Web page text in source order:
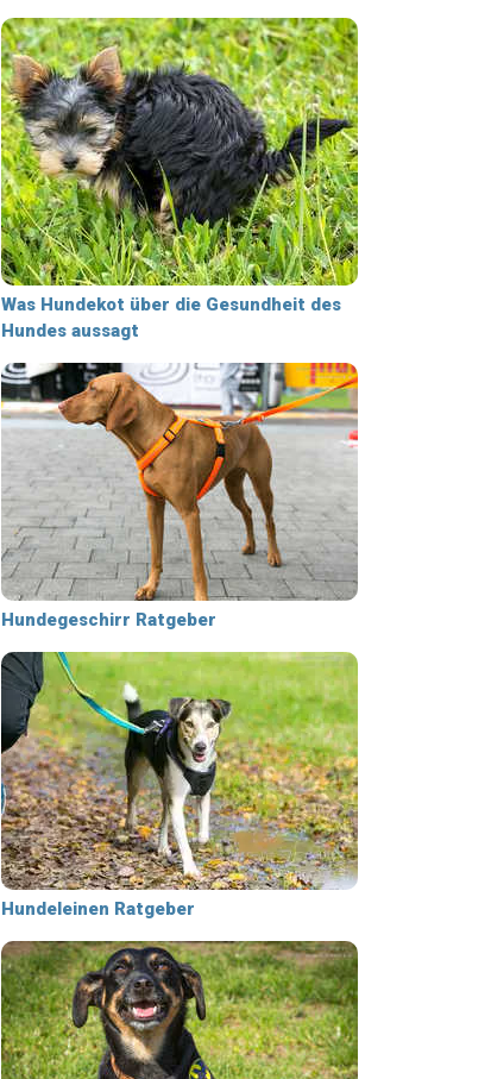
Was Hundekot über die Gesundheit des
Hundes aussagt
Hundegeschirr Ratgeber
Hundeleinen Ratgeber